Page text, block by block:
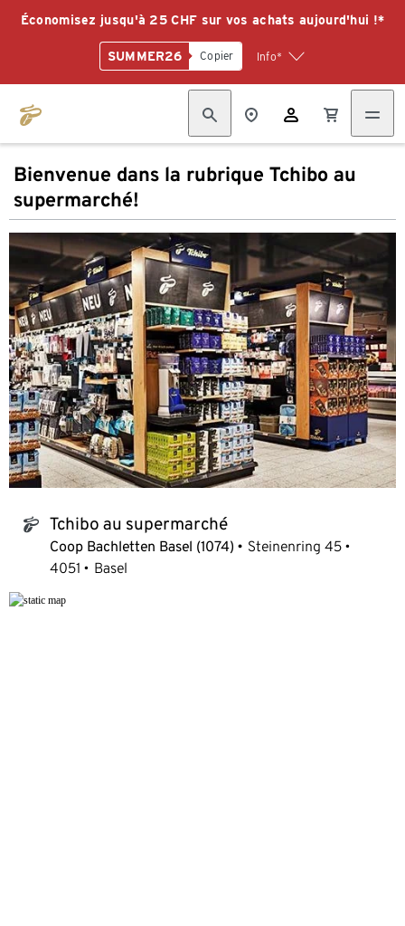
Économisez jusqu'à 25 CHF sur vos achats aujourd'hui !*
SUMMER26 Copier Info*
Bienvenue dans la rubrique Tchibo au
supermarché!
tchibo_logo Tchibo au supermarché
Coop Bachletten Basel (1074)
Steinenring 45
4051
Basel